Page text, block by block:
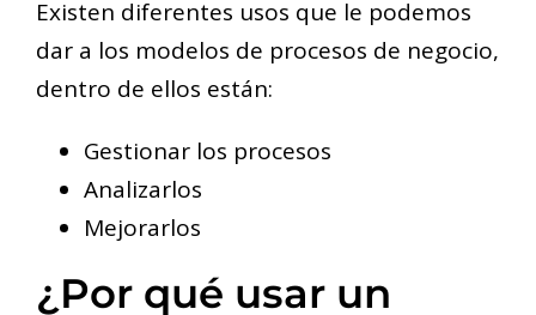
Existen diferentes usos que le podemos
dar a los modelos de procesos de negocio,
dentro de ellos están:
Gestionar los procesos
Analizarlos
Mejorarlos
¿Por qué usar un